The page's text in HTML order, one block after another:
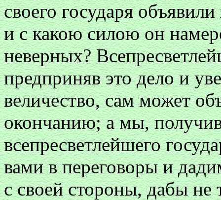
своего государя
и с какою силою он
неверных?
предприняв это дело и
величество, сам может
окончанию; а мы,
всепресветлейшего
вами в переговоры и
с своей стороны, дабы не